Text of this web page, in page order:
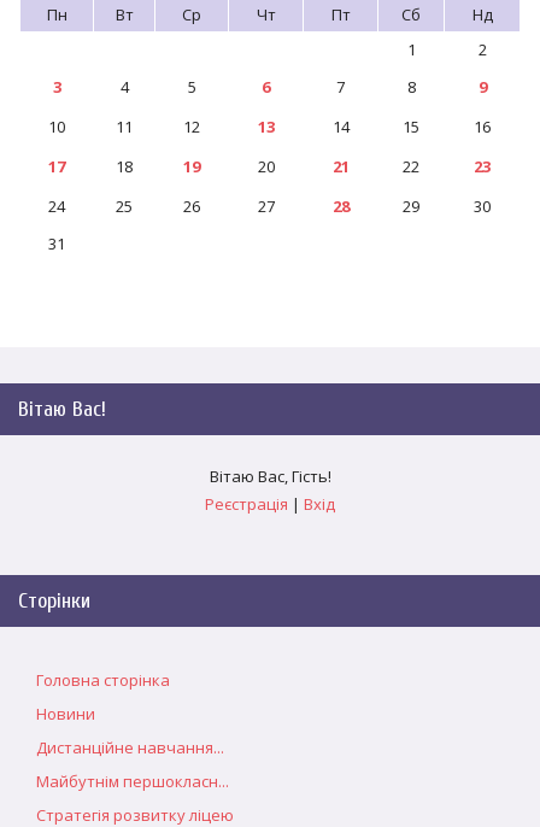
Пн Вт Ср Чт Пт Сб
Нд
1
2
3
4 5 6 7 8
9
10
11 12 13 14 15
16
17
18 19 20 21 22
23
24
25 26 27 28 29
30
31
Вітаю Вас!
Вітаю Вас,Гість!
Реєстрація | Вхід
Сторінки
Головна сторінка
Новини
Дистанційне навчання...
Майбутнім першокласн...
Стратегія розвитку ліцею